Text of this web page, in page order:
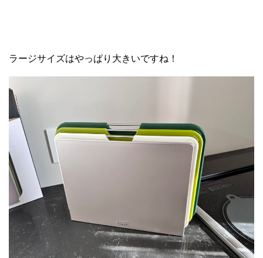
ラージサイズはやっぱり大きいですね！